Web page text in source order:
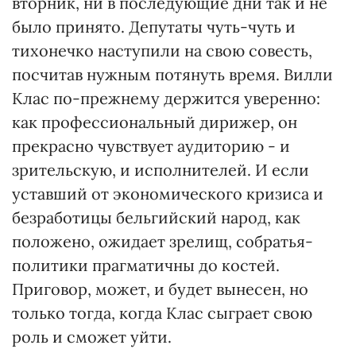
было принято. Депутаты чуть-чуть и
тихонечко наступили на свою совесть,
посчитав нужным потянуть время. Вилли
Клас по-прежнему держится уверенно:
как профессиональный дирижер, он
прекрасно чувствует аудиторию - и
зрительскую, и исполнителей. И если
уставший от экономического кризиса и
безработицы бельгийский народ, как
положено, ожидает зрелищ, собратья-
политики прагматичны до костей.
Приговор, может, и будет вынесен, но
только тогда, когда Клас сыграет свою
роль и сможет уйти.